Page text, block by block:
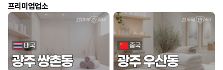
프리미엄업소